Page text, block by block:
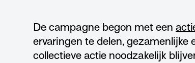
De campagne begon met een
ervaringen te delen,
collectieve actie noodzakelijk